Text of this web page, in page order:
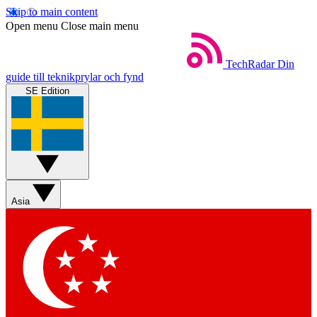
Skip to main content
Open menu Close main menu
TechRadar Din
guide till teknikprylar och fynd
SE Edition
Asia